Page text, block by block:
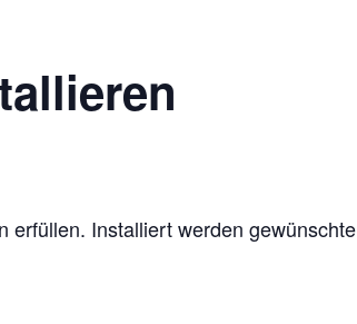
erfüllen. Installiert werden gewünschte